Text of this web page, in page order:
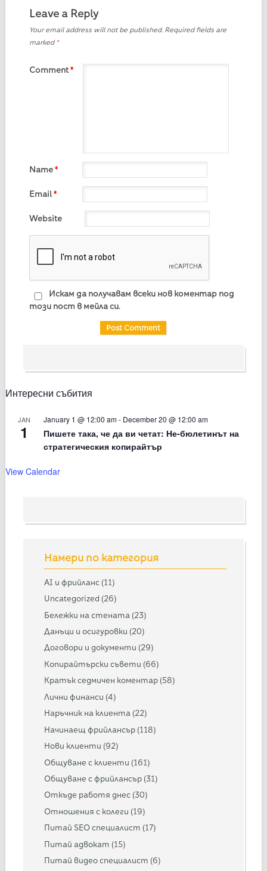
Leave a Reply
Your email address will not be published. Required fields are
marked *
Comment*
Name*
Email*
Website
Искам да получавам всеки нов коментар под
този пост в мейла си.
Интересни събития
JAN
1
January 1 @ 12:00 am- December 20 @ 12:00 am
Пишете така, че да ви четат: Не-бюлетинът на
стратегическия копирайтър
View Calendar
Намери по категория
AI и фрийланс (11)
Uncategorized (26)
Бележки на стената (23)
Данъци и осигуровки (20)
Договори и документи (29)
Копирайтърски съвети (66)
Кратък седмичен коментар (58)
Лични финанси (4)
Наръчник на клиента (22)
Начинаещ фрийлансър (118)
Нови клиенти (92)
Общуване с клиенти (161)
Общуване с фрийлансър (31)
Откъде работя днес (30)
Отношения с колеги (19)
Питай SEO специалист (17)
Питай адвокат (15)
Питай видео специалист (6)